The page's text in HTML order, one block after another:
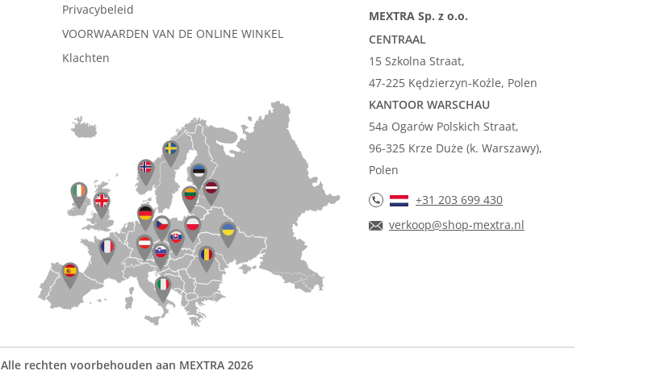
Privacybeleid
VOORWAARDEN VAN DE ONLINE WINKEL
Klachten
MEXTRA Sp. z o.o.
CENTRAAL
15 Szkolna Straat,
47-225 Kędzierzyn-Koźle, Polen
KANTOOR WARSCHAU
54a Ogarów Polskich Straat,
96-325 Krze Duże (k. Warszawy),
Polen
+31 203 699 430
verkoop@shop-mextra.nl
Alle rechten voorbehouden aan MEXTRA 2026